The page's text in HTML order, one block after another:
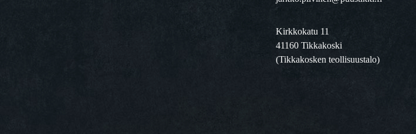
Kirkkokatu 11
41160 Tikkakoski
(Tikkakosken teollisuustalo)